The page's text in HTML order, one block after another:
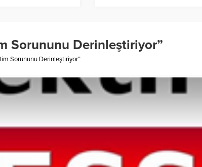
Sorununu Derinleştiriyor”
Sorununu Derinleştiriyor”